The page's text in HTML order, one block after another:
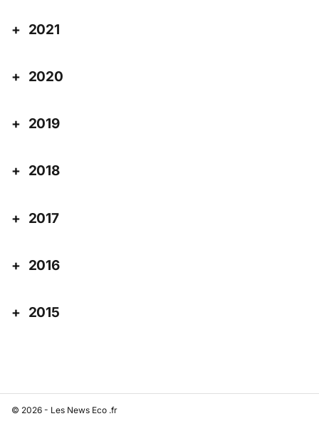
2021
2020
2019
2018
2017
2016
2015
© 2026 - Les News Eco .fr